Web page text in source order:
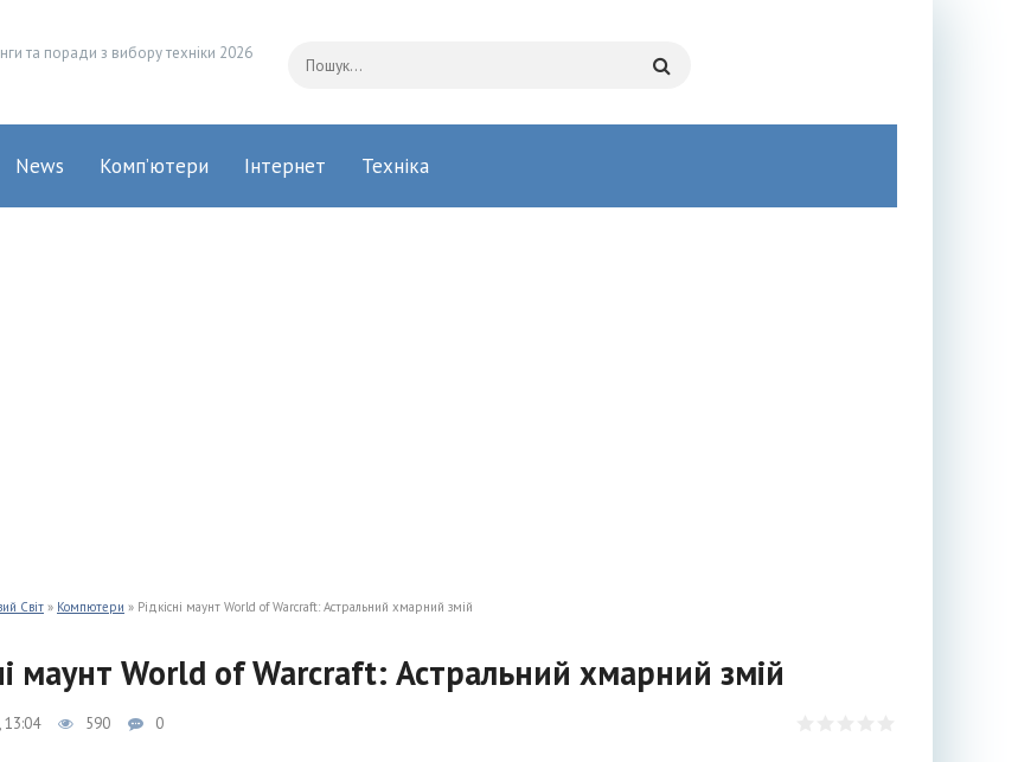
та поради з вибору техніки 2026
News Комп’ютери Інтернет Техніка
Світ » Компютери » Рідкісні маунт World of Warcraft: Астральний хмарний змій
маунт World of Warcraft: Астральний хмарний змій
13:04 590 0